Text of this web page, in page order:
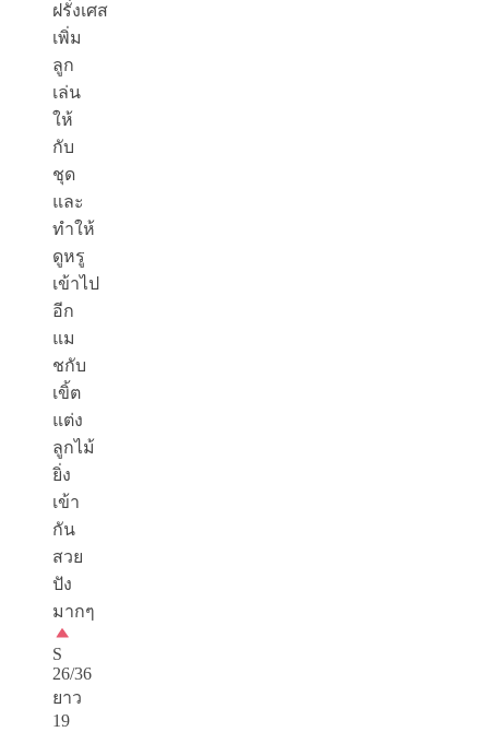
ฝรั่งเศส
เพิ่ม
ลูก
เล่น
ให้
กับ
ชุด
และ
ทำให้
ดูหรู
เข้าไป
อีก
แม
ชกับ
เขิ้ต
แต่ง
ลูกไม้
ยิ่ง
เข้า
กัน
สวย
ปัง
มากๆ
S
26/36
ยาว
19